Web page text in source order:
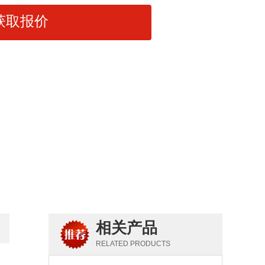
取报价
相关产品
RELATED PRODUCTS